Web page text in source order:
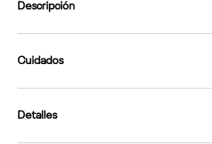
Descripción
Cuidados
Detalles